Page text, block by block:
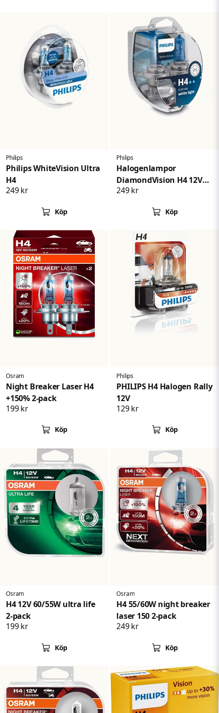
Philips
Philips WhiteVision Ultra
H4
249 kr
Köp
Philips
Halogenlampor
DiamondVision H4 12V
60/55W
249 kr
Köp
Osram
Night Breaker Laser H4
+150% 2-pack
199 kr
Köp
Philips
PHILIPS H4 Halogen Rally
12V
129 kr
Köp
Osram
H4 12V 60/55W ultra life
2-pack
199 kr
Köp
Osram
H4 55/60W night breaker
laser 150 2-pack
249 kr
Köp